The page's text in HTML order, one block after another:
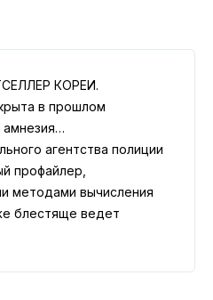
КОРЕИ.
в прошлом
амнезия…
агентства полиции
профайлер,
методами вычисления
блестяще ведет
с помощью
вины. Но от